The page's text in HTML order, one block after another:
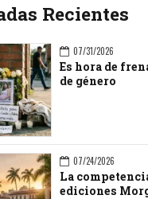
Recientes
07/31/2026
Es hora de
de género
07/24/2026
La
ediciones